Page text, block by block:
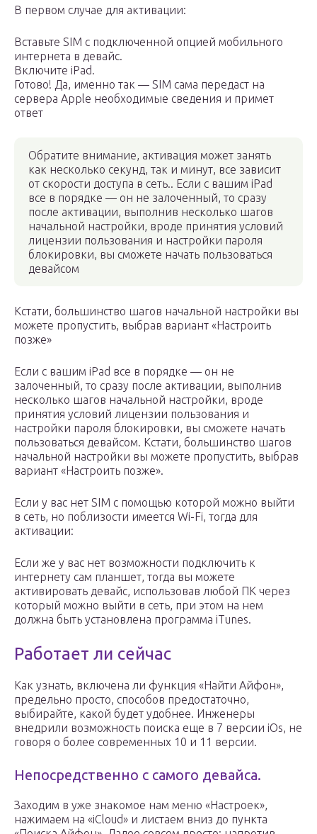
В первом случае для активации:
Вставьте SIM с подключенной опцией мобильного
интернета в девайс.
Включите iPad.
Готово! Да, именно так — SIM сама передаст на
сервера Apple необходимые сведения и примет
ответ
Обратите внимание, активация может занять
как несколько секунд, так и минут, все зависит
от скорости доступа в сеть.. Если с вашим iPad
все в порядке — он не залоченный, то сразу
после активации, выполнив несколько шагов
начальной настройки, вроде принятия условий
лицензии пользования и настройки пароля
блокировки, вы сможете начать пользоваться
девайсом
Кстати, большинство шагов начальной настройки вы
можете пропустить, выбрав вариант «Настроить
позже»
Если с вашим iPad все в порядке — он не
залоченный, то сразу после активации, выполнив
несколько шагов начальной настройки, вроде
принятия условий лицензии пользования и
настройки пароля блокировки, вы сможете начать
пользоваться девайсом. Кстати, большинство шагов
начальной настройки вы можете пропустить, выбрав
вариант «Настроить позже».
Если у вас нет SIM с помощью которой можно выйти
в сеть, но поблизости имеется Wi-Fi, тогда для
активации:
Если же у вас нет возможности подключить к
интернету сам планшет, тогда вы можете
активировать девайс, использовав любой ПК через
который можно выйти в сеть, при этом на нем
должна быть установлена программа iTunes.
Работает ли сейчас
Как узнать, включена ли функция «Найти Айфон»,
предельно просто, способов предостаточно,
выбирайте, какой будет удобнее. Инженеры
внедрили возможность поиска еще в 7 версии iOs, не
говоря о более современных 10 и 11 версии.
Непосредственно с самого девайса.
Заходим в уже знакомое нам меню «Настроек»,
нажимаем на «iCloud» и листаем вниз до пункта